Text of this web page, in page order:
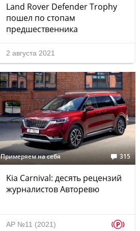
Land Rover Defender Trophy
пошел по стопам
предшественника
2 августа 2021
Примеряем на себя 315
Kia Carnival: десять рецензий
журналистов Авторевю
АР №11 (2021) p